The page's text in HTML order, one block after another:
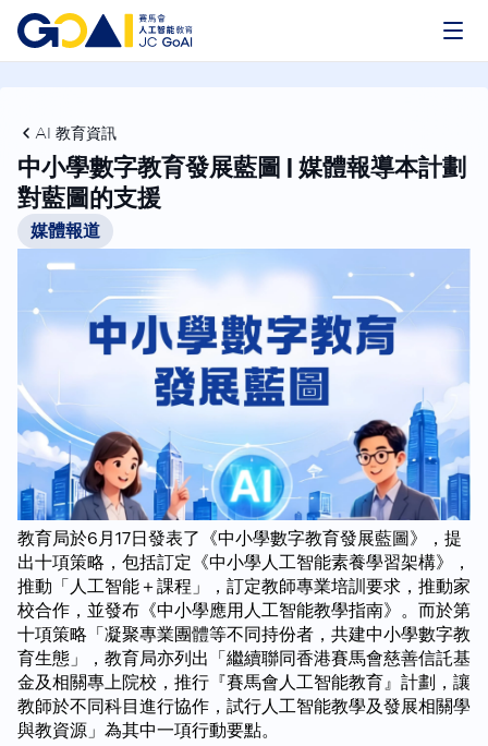
AI 教育資訊
中小學數字教育發展藍圖 | 媒體報導本計劃
對藍圖的支援
媒體報道
教育局於6月17日發表了《中小學數字教育發展藍圖》，提
出十項策略，包括訂定《中小學人工智能素養學習架構》，
推動「人工智能＋課程」，訂定教師專業培訓要求，推動家
校合作，並發布《中小學應用人工智能教學指南》。而於第
十項策略「凝聚專業團體等不同持份者，共建中小學數字教
育生態」，教育局亦列出「繼續聯同香港賽馬會慈善信託基
金及相關專上院校，推行『賽馬會人工智能教育』計劃，讓
教師於不同科目進行協作，試行人工智能教學及發展相關學
與教資源」為其中一項行動要點。